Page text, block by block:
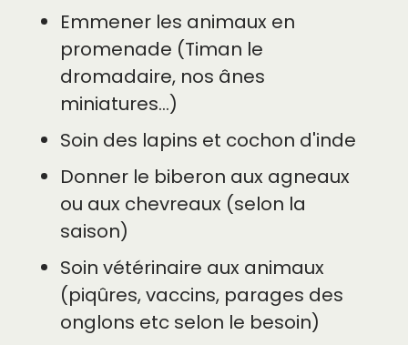
Emmener les animaux en
promenade (Timan le
dromadaire, nos ânes
miniatures...)
Soin des lapins et cochon d'inde
Donner le biberon aux agneaux
ou aux chevreaux (selon la
saison)
Soin vétérinaire aux animaux
(piqûres, vaccins, parages des
onglons etc selon le besoin)